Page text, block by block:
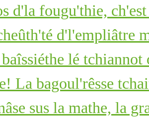
d'la fougu'thie,
d'l'empliâtre
lé tchiannot
La bagoul'rêsse
sus la mathe, la